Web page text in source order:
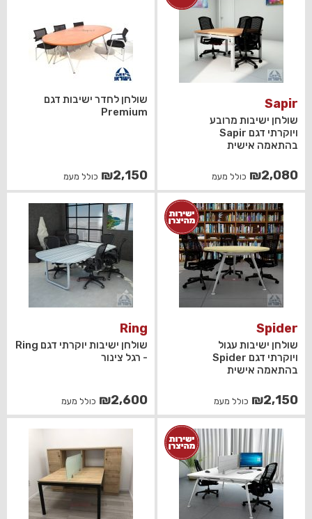
Sapir
שולחן ישיבות מרובע
ויוקרתי דגם Sapir
בהתאמה אישית
₪2,080 כולל מעמ
שולחן לחדר ישיבות דגם
Premium
₪2,150 כולל מעמ
Spider
שולחן ישיבות עגול
ויוקרתי דגם Spider
בהתאמה אישית
₪2,150 כולל מעמ
Ring
שולחן ישיבות יוקרתי דגם Ring
- רגל צינור
₪2,600 כולל מעמ